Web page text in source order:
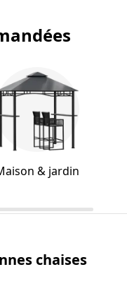
& jardin
chaises